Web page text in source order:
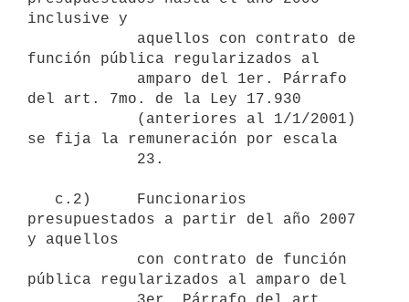
inclusive y
función pública regularizados al
del art. 7mo. de la Ley 17.930
se fija la remuneración por escala
presupuestados a partir del año 2007
y aquellos
pública regularizados al amparo del